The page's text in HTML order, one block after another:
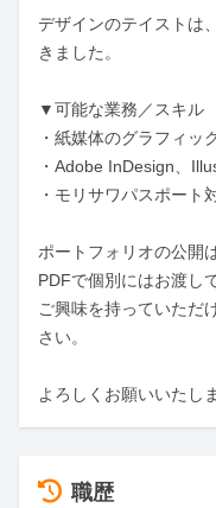
デザインのテイストは
きました。
▼可能な業務／スキル
・紙媒体のグラフィッ
・Adobe InDesign、
・モリサワパスポート
ポートフォリオの公開
PDFで個別にはお渡し
ご興味を持っていただ
さい。
よろしくお願いいたし
職歴